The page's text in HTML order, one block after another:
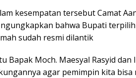
kesempatan tersebut Camat
bahwa Bupati terpilih
sudah resmi dilantik
Bapak Moch. Maesyal Rasyid
agar pemimpin kita bisa